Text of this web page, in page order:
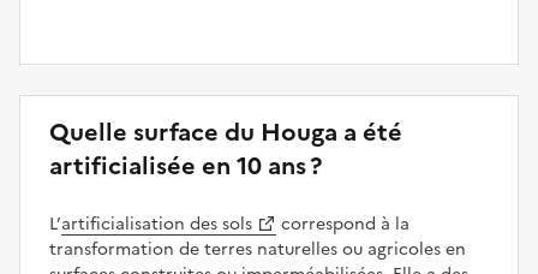
Quelle surface du Houga a été
artificialisée en 10 ans ?
L’artificialisation des sols
correspond à la
transformation de terres naturelles ou agricoles en